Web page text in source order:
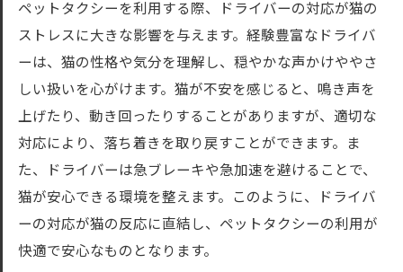
ペットタクシーを利用する際、ドライバーの対応が猫の
ストレスに大きな影響を与えます。経験豊富なドライバ
ーは、猫の性格や気分を理解し、穏やかな声かけややさ
しい扱いを心がけます。猫が不安を感じると、鳴き声を
上げたり、動き回ったりすることがありますが、適切な
対応により、落ち着きを取り戻すことができます。ま
た、ドライバーは急ブレーキや急加速を避けることで、
猫が安心できる環境を整えます。このように、ドライバ
ーの対応が猫の反応に直結し、ペットタクシーの利用が
快適で安心なものとなります。